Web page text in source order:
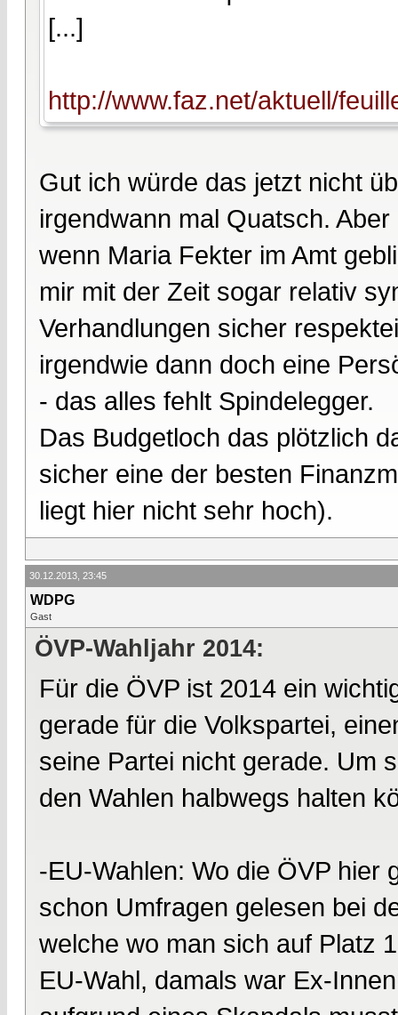
[...]
http://www.faz.net/aktuell/
Gut ich würde das jetzt nicht
irgendwann mal Quatsch.
wenn Maria Fekter im Amt
mir mit der Zeit sogar relativ
Verhandlungen sicher
irgendwie dann doch eine
- das alles fehlt Spindelegger.
Das Budgetloch das plötzlich
sicher eine der besten
liegt hier nicht sehr hoch).
30.12.2013, 23:45
WDPG
Gast
ÖVP-Wahljahr 2014:
Für die ÖVP ist 2014 ein
gerade für die Volkspartei,
seine Partei nicht gerade. Um
den Wahlen halbwegs halten
-EU-Wahlen: Wo die ÖVP hier
schon Umfragen gelesen bei
welche wo man sich auf Platz
EU-Wahl, damals war Ex-